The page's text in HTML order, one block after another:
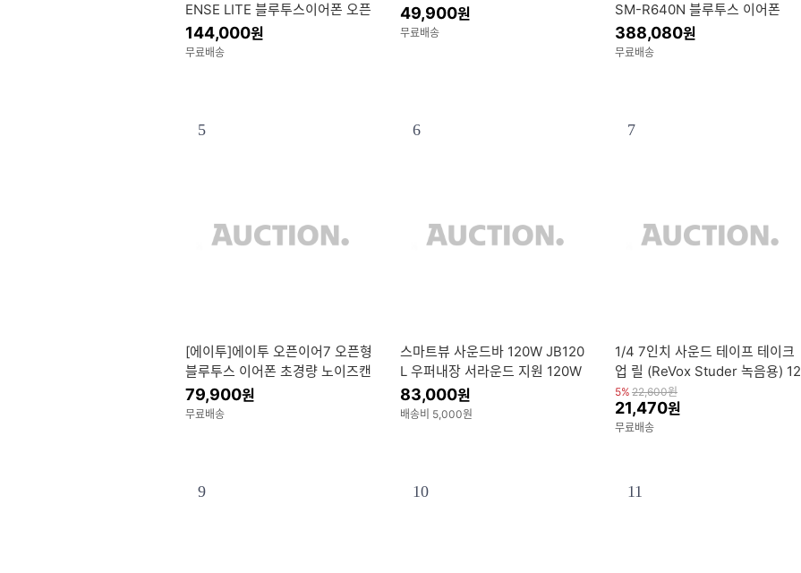
ENSE LITE 블루투스이어폰 오픈
형 러닝이어폰 블랙
144,000원
무료배송
49,900원
무료배송
SM-R640N 블루투스 이어폰
388,080원
무료배송
5
[에이투]에이투 오픈이어7 오픈형
블루투스 이어폰 초경량 노이즈캔
슬링 스포츠 귀걸이형 무선이어폰
OPEN EAR 7
79,900원
무료배송
6
스마트뷰 사운드바 120W JB120
L 우퍼내장 서라운드 지원 120W
사운드바
83,000원
배송비 5,000원
7
1/4 7인치 사운드 테이프 테이크
업 릴 (ReVox Studer 녹음용) 12
홀 NAB 허브 교체용 오프닝 머신
부품
5% 22,600원
21,470원
무료배송
9 10 11